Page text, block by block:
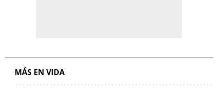
MÁS EN VIDA